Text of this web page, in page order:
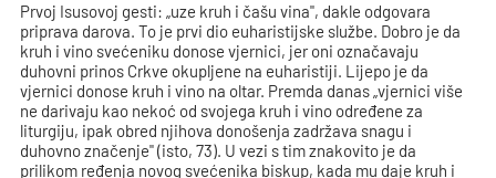
Prvoj Isusovoj gesti: „uze kruh i čašu vina", dakle odgovara
priprava darova. To je prvi dio euharistijske službe. Dobro je da
kruh i vino svećeniku donose vjernici, jer oni označavaju
duhovni prinos Crkve okupljene na euharistiji. Lijepo je da
vjernici donose kruh i vino na oltar. Premda danas „vjernici više
ne darivaju kao nekoć od svojega kruh i vino određene za
liturgiju, ipak obred njihova donošenja zadržava snagu i
duhovno značenje" (isto, 73). U vezi s tim znakovito je da
prilikom ređenja novog svećenika biskup, kada mu daje kruh i